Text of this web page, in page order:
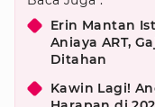
Erin Mantan
Aniaya ART,
Ditahan
Kawin Lagi!